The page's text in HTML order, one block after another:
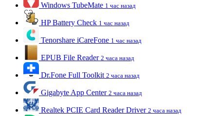
Windows TubeMate 1 час назад
HP Battery Check 1 час назад
Tenorshare iCareFone 1 час назад
EPUB File Reader 2 часа назад
Dr.Fone Full Toolkit 2 часа назад
Gigabyte App Center 2 часа назад
Realtek PCIE Card Reader Driver 2 часа назад